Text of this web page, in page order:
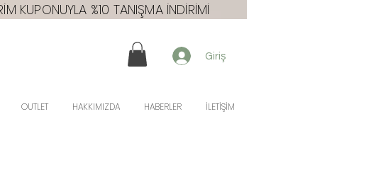
KUPONUYLA %10 TANIŞMA İNDİRİMİ
OUTLET HAKKIMIZDA HABERLER İLETİŞİM
Giriş